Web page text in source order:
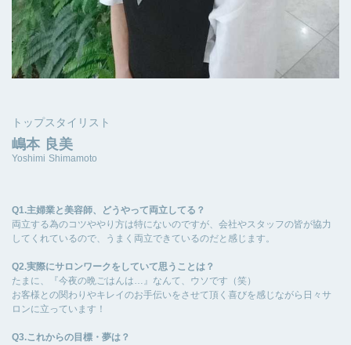
トップスタイリスト
嶋本 良美
Yoshimi Shimamoto
Q1.主婦業と美容師、どうやって両立してる？
両立する為のコツややり方は特にないのですが、会社やスタッフの皆が協力
してくれているので、うまく両立できているのだと感じます。
Q2.実際にサロンワークをしていて思うことは？
たまに、『今夜の晩ごはんは…』なんて、ウソです（笑）
お客様との関わりやキレイのお手伝いをさせて頂く喜びを感じながら日々サ
ロンに立っています！
Q3.これからの目標・夢は？